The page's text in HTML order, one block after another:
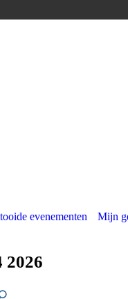
evenementen Mijn
2026